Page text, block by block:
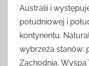
Australii i
południowej i
kontynentu.
wybrzeża stanów:
Zachodnia, Wyspa